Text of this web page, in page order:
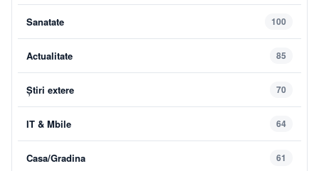
Sanatate 100
Actualitate 85
Știri extere 70
IT & Mbile 64
Casa/Gradina 61